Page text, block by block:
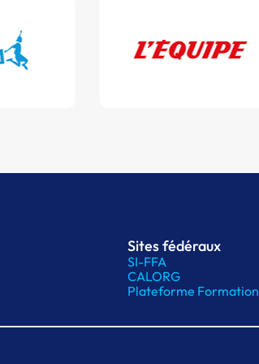
Sites fédéraux
SI-FFA
CALORG
Plateforme Formation